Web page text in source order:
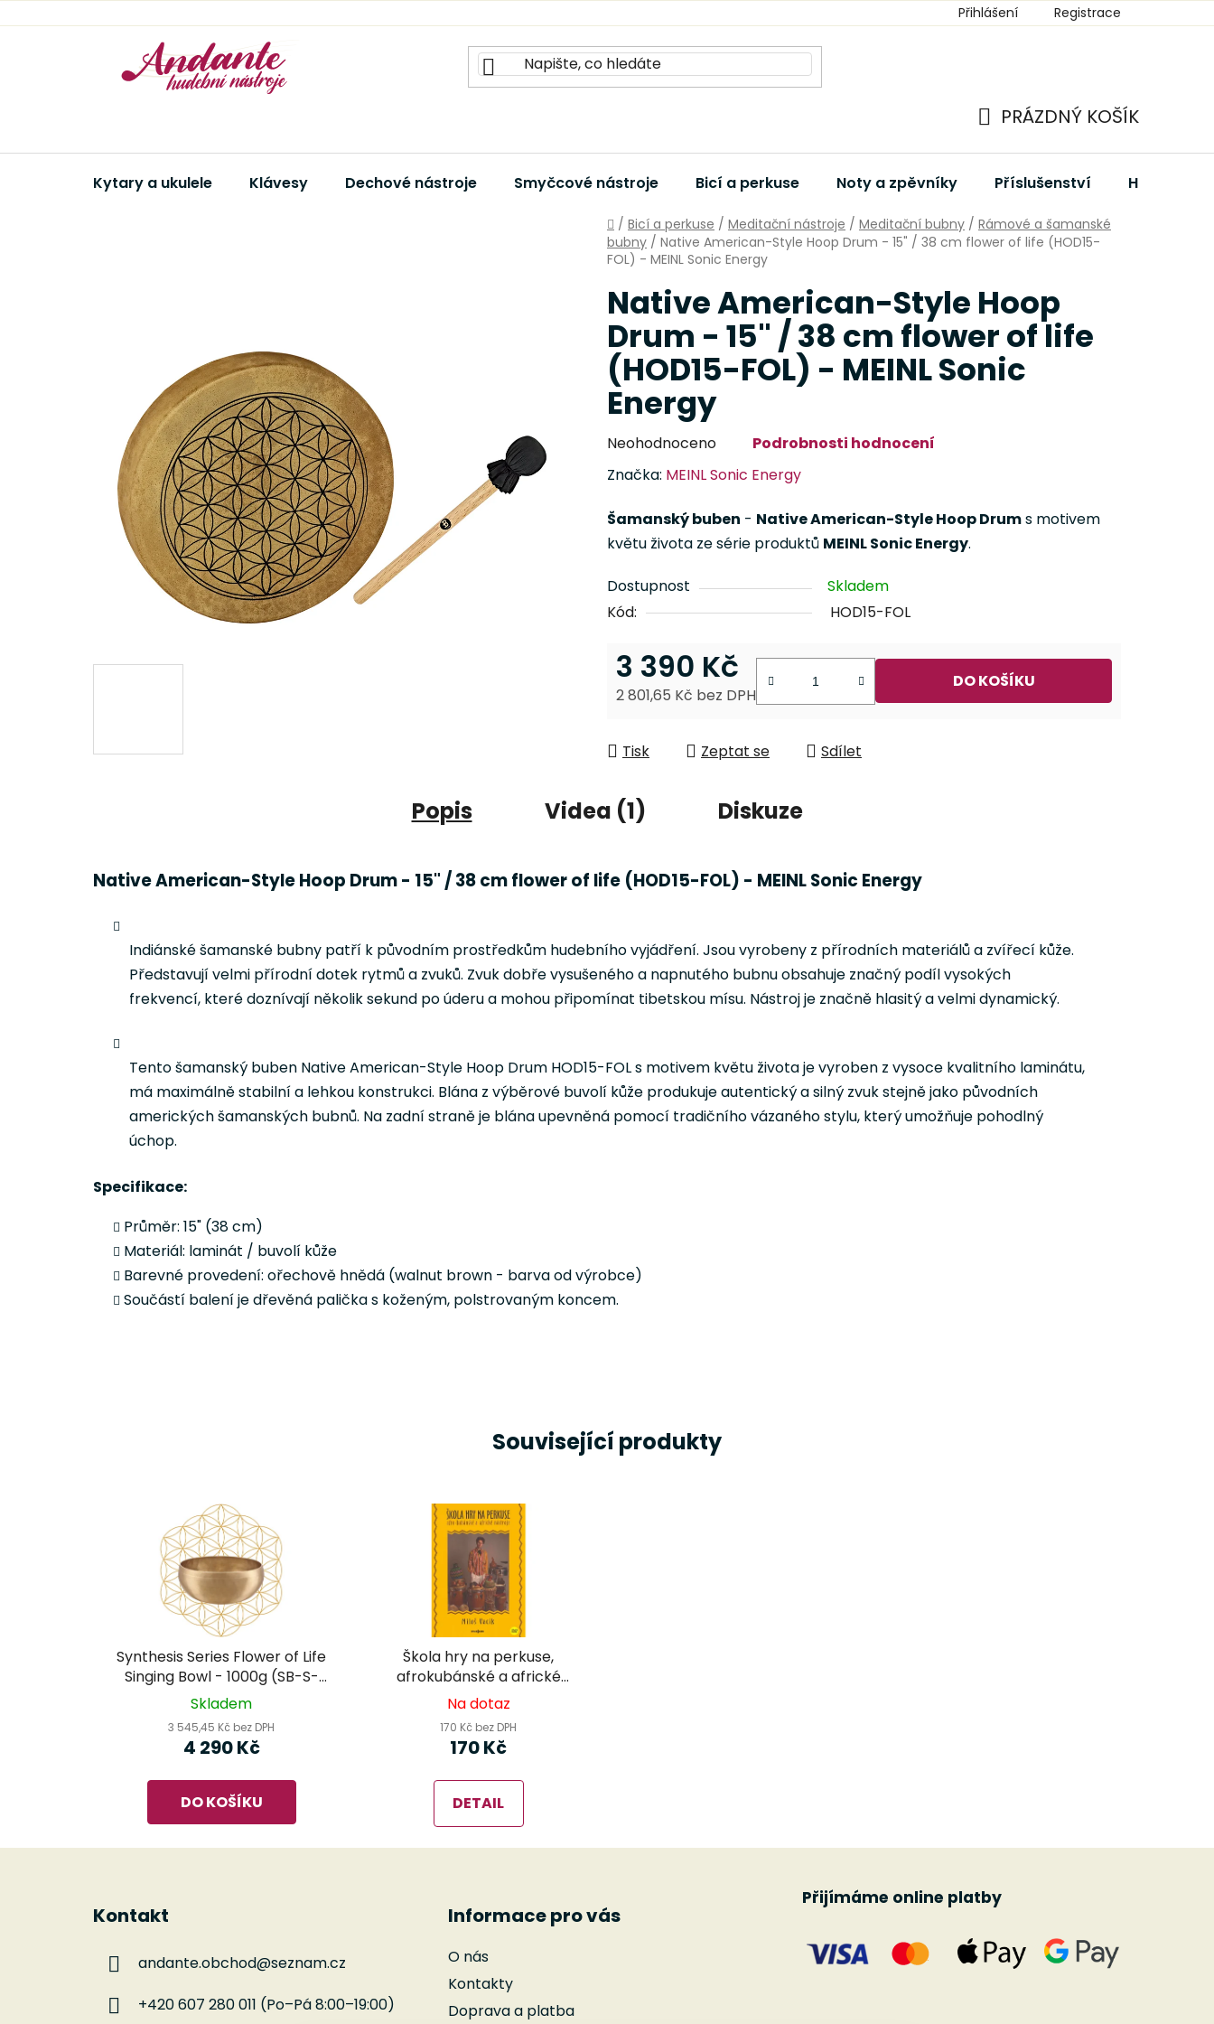
na
Přihlášení Registrace
KOŠÍK
PRÁZDNÝ KOŠÍK
Kytary a ukulele Klávesy Dechové nástroje Smyčcové nástroje Bicí a perkuse Noty a zpěvníky Příslušenství Hudební
Domů
/ Bicí a perkuse / Meditační nástroje / Meditační bubny / Rámové a šamanské
bubny / Native American-Style Hoop Drum - 15" / 38 cm flower of life (HOD15-
FOL) - MEINL Sonic Energy
Native American-Style Hoop
Drum - 15" / 38 cm flower of life
(HOD15-FOL) - MEINL Sonic
Energy
Průměrné
produktu
je
0,0
5
hvězdiček.
Neohodnoceno
Podrobnosti hodnocení
Značka: MEINL Sonic Energy
Šamanský buben - Native American-Style Hoop Drums motivem
květu života ze série produktů MEINL Sonic Energy.
Dostupnost
Skladem
Kód:
HOD15-FOL
3 390 Kč
2 801,65 Kč bez DPH
DO KOŠÍKU
Tisk Zeptat se Sdílet
Popis Videa (1) Diskuze
Native American-Style Hoop Drum - 15" / 38 cm flower of life (HOD15-FOL) - MEINL Sonic Energy
Indiánské šamanské bubny patří k původním prostředkům hudebního vyjádření. Jsou vyrobeny z přírodních materiálů a zvířecí kůže.
Představují velmi přírodní dotek rytmů a zvuků. Zvuk dobře vysušeného a napnutého bubnu obsahuje značný podíl vysokých
frekvencí, které doznívají několik sekund po úderu a mohou připomínat tibetskou mísu. Nástroj je značně hlasitý a velmi dynamický.
Tento šamanský buben Native American-Style Hoop Drum HOD15-FOL s motivem květu života je vyroben z vysoce kvalitního laminátu,
má maximálně stabilní a lehkou konstrukci. Blána z výběrové buvolí kůže produkuje autentický a silný zvuk stejně jako původních
amerických šamanských bubnů. Na zadní straně je blána upevněná pomocí tradičního vázaného stylu, který umožňuje pohodlný
úchop.
Specifikace:
Průměr: 15" (38 cm)
Materiál: laminát / buvolí kůže
Barevné provedení: ořechově hnědá (walnut brown - barva od výrobce)
Součástí balení je dřevěná palička s koženým, polstrovaným koncem.
Související produkty
Synthesis Series Flower of Life
Singing Bowl - 1000g (SB-S-
FOL-1000) - MEINL Sonic Energy
Skladem
3 545,45 Kč bez DPH
4 290 Kč
DO KOŠÍKU
Škola hry na perkuse,
afrokubánské a africké
nástroje - Miloš Vacík
Na dotaz
170 Kč bez DPH
170 Kč
DETAIL
Kontakt
andante.obchod@seznam.cz
+420 607 280 011 (Po–Pá 8:00–19:00)
Informace pro vás
O nás
Kontakty
Doprava a platba
Přijímáme online platby